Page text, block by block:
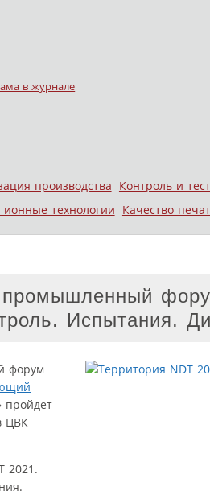
в журнале
производства Контроль и
технологии Качество
Испытания.
форум
пройдет
ЦВК
2021.